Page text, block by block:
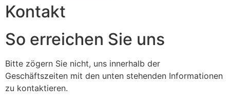
Kontakt
So erreichen Sie uns
Bitte zögern Sie nicht, uns innerhalb der
Geschäftszeiten mit den unten stehenden Informationen
zu kontaktieren.